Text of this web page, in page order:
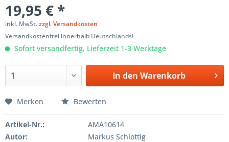
19,95 € *
inkl. MwSt.zzgl. Versandkosten
Versandkostenfrei innerhalb Deutschlands!
Sofort versandfertig, Lieferzeit 1-3 Werktage
In den Warenkorb
Merken Bewerten
Artikel-Nr.:
AMA10614
Autor:
Markus Schlottig